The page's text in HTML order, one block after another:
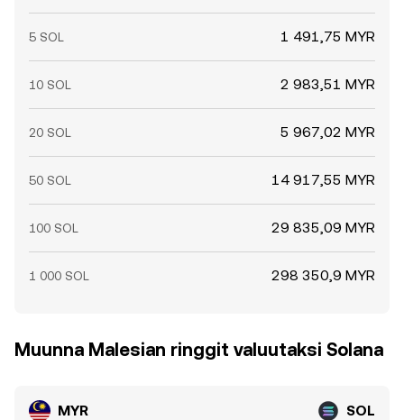
5 SOL 1 491,75 MYR
10 SOL 2 983,51 MYR
20 SOL 5 967,02 MYR
50 SOL 14 917,55 MYR
100 SOL 29 835,09 MYR
1 000 SOL 298 350,9 MYR
Muunna Malesian ringgit valuutaksi Solana
MYR SOL